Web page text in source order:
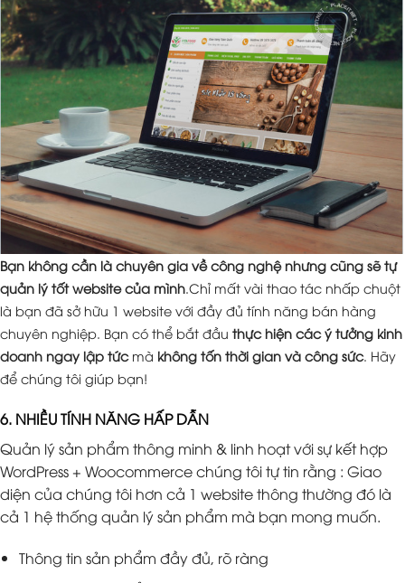
Bạn không cần là chuyên gia về công nghệ nhưng cũng sẽ tự
quản lý tốt website của mình .Chỉ mất vài thao tác nhấp chuột
là bạn đã sở hữu 1 website với đầy đủ tính năng bán hàng
chuyên nghiệp. Bạn có thể bắt đầu thực hiện các ý tưởng kinh
doanh ngay lập tứcmà không tốn thời gian và công sức. Hãy
để chúng tôi giúp bạn!
6. NHIỀU TÍNH NĂNG HẤP DẪN
Quản lý sản phẩm thông minh & linh hoạt với sự kết hợp
WordPress + Woocommerce chúng tôi tự tin rằng : Giao
diện của chúng tôi hơn cả 1 website thông thường đó là
cả 1 hệ thống quản lý sản phẩm mà bạn mong muốn.
Thông tin sản phẩm đầy đủ, rõ ràng